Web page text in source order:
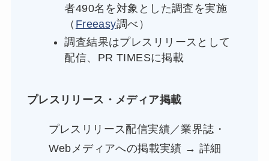
者490名を対象とした調査を実施
（ Freeasy調べ）
調査結果はプレスリリースとして
配信、PR TIMESに掲載
プレスリリース・メディア掲載
プレスリリース配信実績／業界誌・
Webメディアへの掲載実績 → 詳細